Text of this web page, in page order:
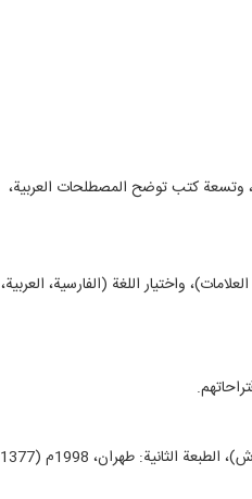
وتسعة كتب توضح المصطلحات العربية،
واختيار اللغة (الفارسية، العربية،
دائرة المعارف الإسلامية الكبرى، بإشراف كاظم الموسوي البجنوردي، الناشر: مركز دائرة المعارف الإسلامية الكبرى، الطبعة الأولى: طهران، 1991م (1370 هـ ش)، الطبعة الثانية: طهران، 1998م (1377